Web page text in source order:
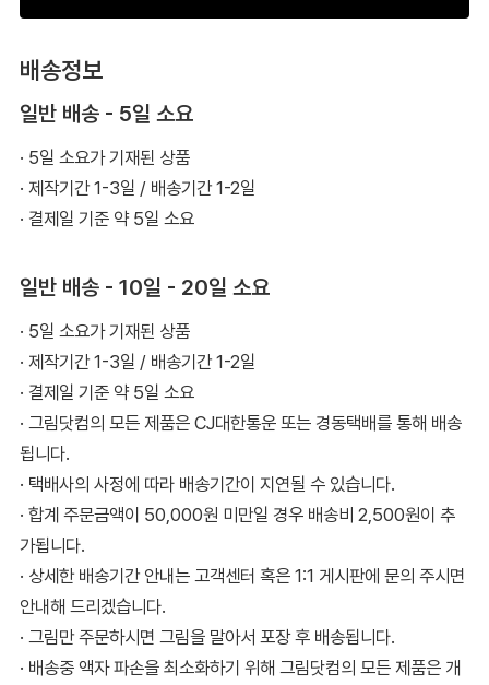
배송정보
일반 배송 - 5일 소요
· 5일 소요가 기재된 상품
· 제작기간 1-3일 / 배송기간 1-2일
· 결제일 기준 약 5일 소요
일반 배송 - 10일 - 20일 소요
· 5일 소요가 기재된 상품
· 제작기간 1-3일 / 배송기간 1-2일
· 결제일 기준 약 5일 소요
· 그림닷컴의 모든 제품은 CJ대한통운 또는 경동택배를 통해 배송
됩니다.
· 택배사의 사정에 따라 배송기간이 지연될 수 있습니다.
· 합계 주문금액이 50,000원 미만일 경우 배송비 2,500원이 추
가됩니다.
· 상세한 배송기간 안내는 고객센터 혹은 1:1 게시판에 문의 주시면
안내해 드리겠습니다.
· 그림만 주문하시면 그림을 말아서 포장 후 배송됩니다.
· 배송중 액자 파손을 최소화하기 위해 그림닷컴의 모든 제품은 개